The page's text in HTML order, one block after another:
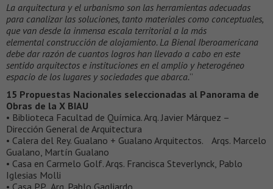
La arquitectura y el urbanismo son las herramientas adecuadas
para canalizar las soluciones, tanto materiales como conceptuales,
que van desde la inmensa escala territorial a la más
elemental construcción de alojamiento. La Bienal Iberoamericana
debe dar razón de cuantos logros han llevado a cabo en este
sentido arquitectos e instituciones en el amplio y heterogéneo
espacio de los lugares y sociedades que abarca.”
15 Propuestas Nacionales seleccionadas al Panorama de
Obras de la X BIAU
• Biblioteca Facultad de Química. Arq. Javier Márquez –
Dirección General de Arquitectura
• Calera del Rey. Gualano + Gualano Arquitectos. Arqs. Marcelo
Gualano, Martín Gualano
• Casa en Carmelo Golf. Arqs. Francisca Steverlynck, Pablo
Iglesias Molli
• Casa PP. Arq. Pablo Gagliardo